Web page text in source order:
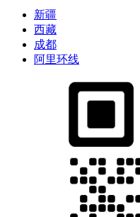
新疆
西藏
成都
阿里环线